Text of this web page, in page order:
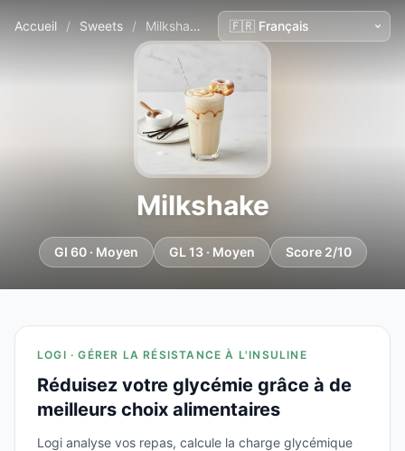
Accueil / Sweets / Milkshake
Milkshake
GI 60 · Moyen GL 13 · Moyen Score 2/10
LOGI · GÉRER LA RÉSISTANCE À L'INSULINE
Réduisez votre glycémie grâce à de
meilleurs choix alimentaires
Logi analyse vos repas, calcule la charge glycémique